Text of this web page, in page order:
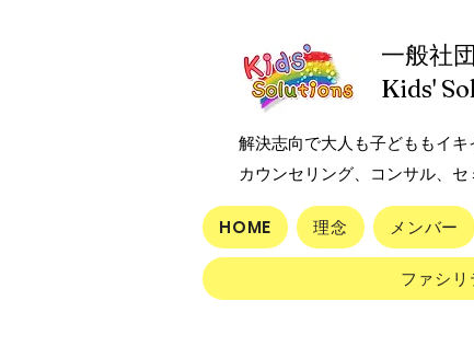
一般社
Kids'
解決志向で大人も子どももイキ
カウンセリング、コンサル、
HOME 理念 メンバー
ファシ